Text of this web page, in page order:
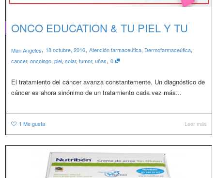
ONCO EDUCATION & TU PIEL Y TU
Mari Angeles, 18 octubre, 2016, Atención farmaceútica, Dermofarmaceútica,
cancer, oncologo, piel, solar, tumor, uñas, 0
El tratamiento del cáncer avanza constantemente. Un diagnóstico de
cáncer es ahora sinónimo de un tratamiento cada vez más...
1 Me gusta Leer más